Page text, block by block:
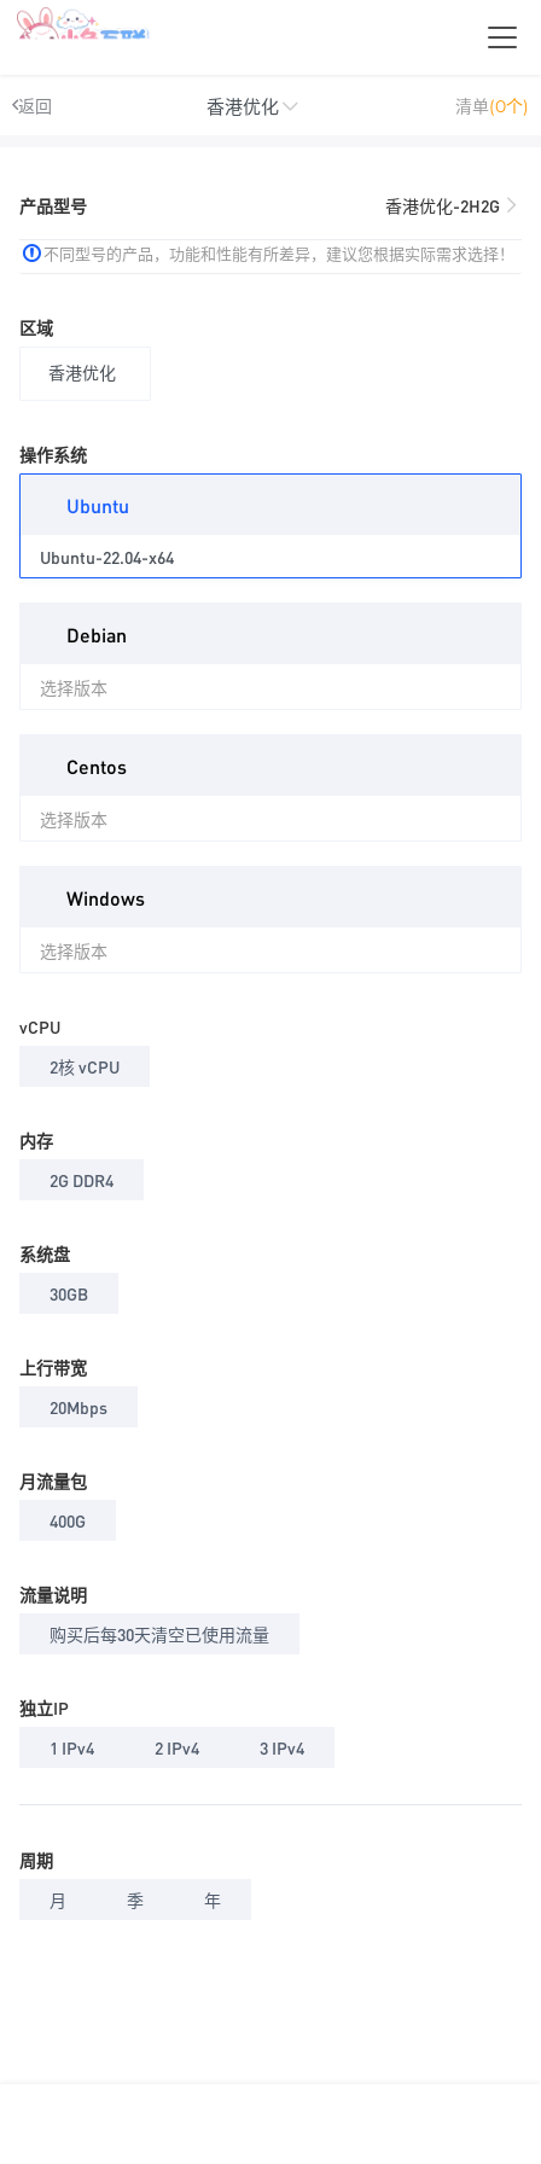
返回 香港优化 清单(0个)
产品型号 香港优化-2H2G
不同型号的产品，功能和性能有所差异，建议您根据实际需求选择！
区域
香港优化
操作系统
Ubuntu
Ubuntu-22.04-x64
Debian
选择版本
Centos
选择版本
Windows
选择版本
vCPU
2核 vCPU
内存
2G DDR4
系统盘
30GB
上行带宽
20Mbps
月流量包
400G
流量说明
购买后每30天清空已使用流量
独立IP
1 IPv4
2 IPv4 3 IPv4
周期
月
季 年